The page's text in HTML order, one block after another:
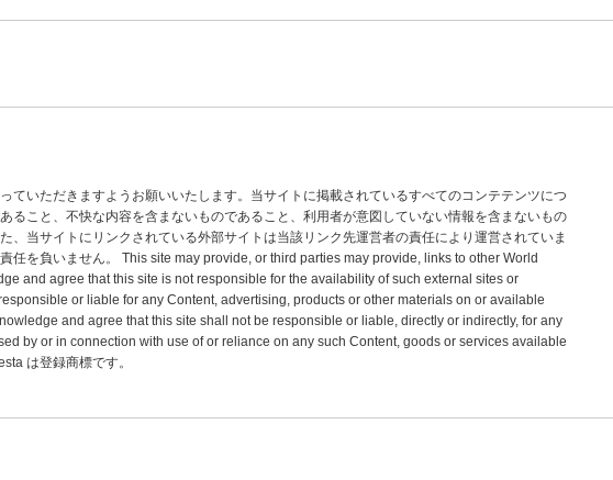
ていただきますようお願いいたします。当サイトに掲載されているすべてのコンテテンツにつ
ること、不快な内容を含まないものであること、利用者が意図していない情報を含まないもの
、当サイトにリンクされている外部サイトは当該リンク先運営者の責任により運営されていま
任を負いません。 This site may provide, or third parties may provide, links to other World
and agree that this site is not responsible for the availability of such external sites or
or liable for any Content, advertising, products or other materials on or available
and agree that this site shall not be responsible or liable, directly or indirectly, for any
by or in connection with use of or reliance on any such Content, goods or services available
は登録商標です。